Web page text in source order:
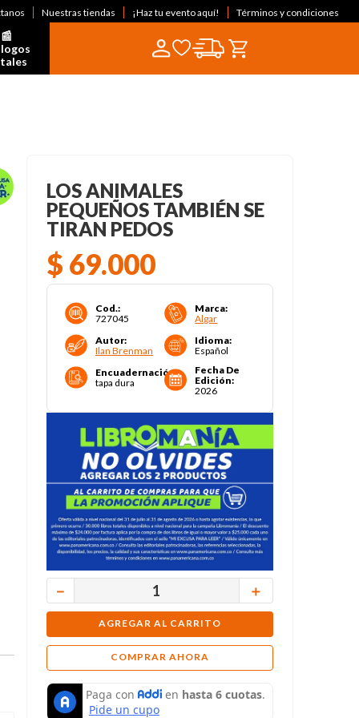
Nuestras tiendas ¡Haz tu evento aquí! Términos y condiciones
LOS ANIMALES
PEQUEÑOS TAMBIÉN SE
TIRAN PEDOS
$ 69.000
Cod.:
727045
Marca:
Algar
Autor:
Ilan Brenman
Idioma:
Español
Encuadernación:
tapa dura
Fecha De
Edición:
2026
＋
－
AGREGAR AL CARRITO
COMPRAR AHORA